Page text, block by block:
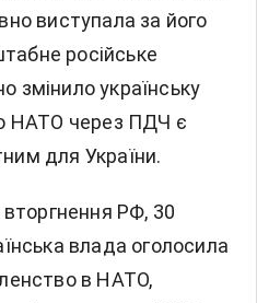
виступала за його
російське
змінило українську
НАТО через ПДЧ є
для України.
вторгнення РФ, 30
влада оголосила
в НАТО,